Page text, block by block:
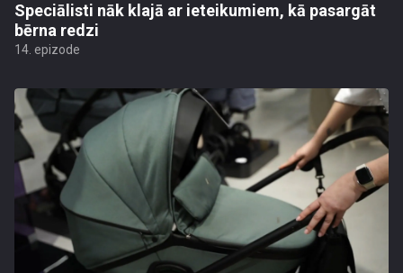
Speciālisti nāk klajā ar ieteikumiem, kā pasargāt
bērna redzi
14. epizode